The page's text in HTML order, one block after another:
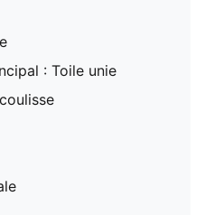
: Toile unie